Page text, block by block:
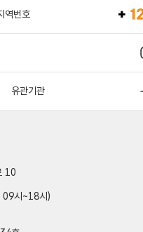
역번호
유관기관
10
시~18시)